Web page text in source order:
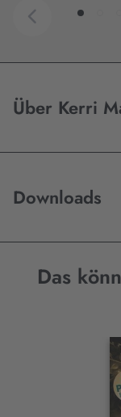
Über Kerri
Downloads
Das